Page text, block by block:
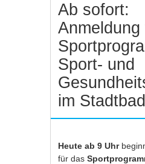
Ab sofort:
Sport- und
im
Heute ab 9 Uhr
für das